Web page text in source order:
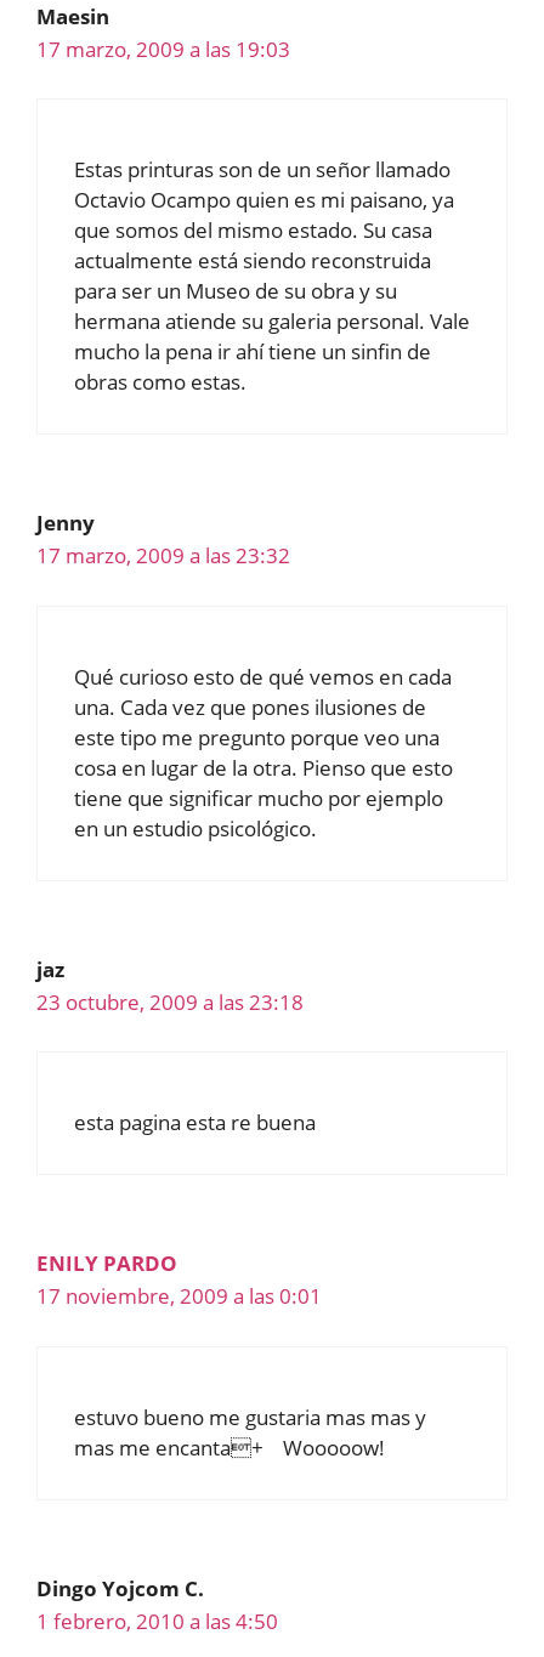
Maesin
17 marzo, 2009 a las 19:03
Estas printuras son de un señor llamado
Octavio Ocampo quien es mi paisano, ya
que somos del mismo estado. Su casa
actualmente está siendo reconstruida
para ser un Museo de su obra y su
hermana atiende su galeria personal. Vale
mucho la pena ir ahí tiene un sinfin de
obras como estas.
Jenny
17 marzo, 2009 a las 23:32
Qué curioso esto de qué vemos en cada
una. Cada vez que pones ilusiones de
este tipo me pregunto porque veo una
cosa en lugar de la otra. Pienso que esto
tiene que significar mucho por ejemplo
en un estudio psicológico.
jaz
23 octubre, 2009 a las 23:18
esta pagina esta re buena
ENILY PARDO
17 noviembre, 2009 a las 0:01
estuvo bueno me gustaria mas mas y
mas me encanta+ Wooooow!
Dingo Yojcom C.
1 febrero, 2010 a las 4:50